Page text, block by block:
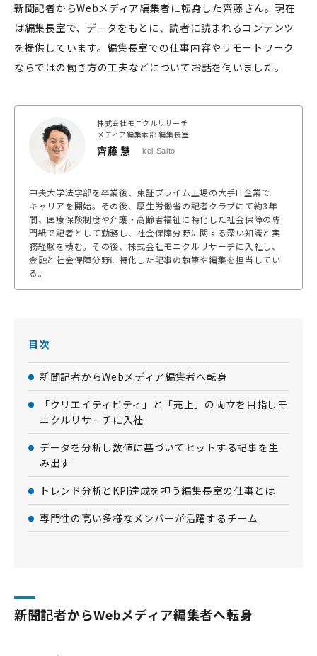
新聞記者からWebメディア編集者に転身した齊藤さん。現在
は編集長室で、データをもとに、読者に読まれるコンテンツ
を提供しています。編集長室での仕事内容やリモートワーク
ならではの働き方の工夫などについてお話を伺いました。
株式会社モニクルリサーチ
メディア編集本部 編集長室
齊藤 慧 kei Saito
中央大学法学部を卒業後、東証プライム上場の大手IT企業で
キャリアを開始。その後、厚生労働省の記者クラブにて約3年
間、医療保険制度や介護・高齢者福祉に特化した社会保障の専
門紙で記者として勤務し、社会保障分野に関する深い知識と実
務経験を積む。その後、株式会社モニクルリサーチに入社し、
金融と社会保障分野に特化した記事の執筆や編集を担当してい
る。
目次
新聞記者からWebメディア編集者へ転身
「クリエイティビティ」と「売上」の両立を目指しモ
ニクルリサーチに入社
データを分析し数値に基づいてヒットする記事を生
み出す
トレンド分析とKPI達成を担う編集長室の仕事とは
専門性の高い多様なメンバーが活躍するチーム
新聞記者からWebメディア編集者へ転身